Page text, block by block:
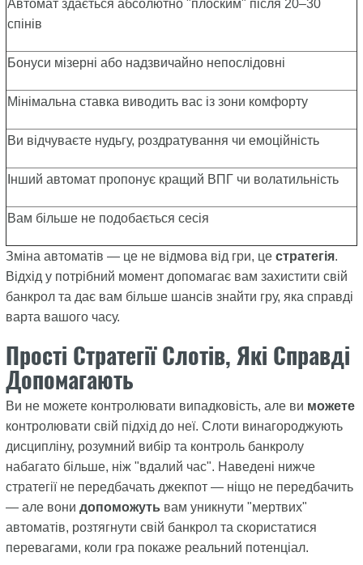
Автомат здається абсолютно "плоским" після 20–30
спінів
Бонуси мізерні або надзвичайно непослідовні
Мінімальна ставка виводить вас із зони комфорту
Ви відчуваєте нудьгу, роздратування чи емоційність
Інший автомат пропонує кращий ВПГ чи волатильність
Вам більше не подобається сесія
Зміна автоматів — це не відмова від гри, це стратегія.
Відхід у потрібний момент допомагає вам захистити свій
банкрол та дає вам більше шансів знайти гру, яка справді
варта вашого часу.
Прості Стратегії Слотів, Які Справді
Допомагають
Ви не можете контролювати випадковість, але ви можете
контролювати свій підхід до неї. Слоти винагороджують
дисципліну, розумний вибір та контроль банкролу
набагато більше, ніж "вдалий час". Наведені нижче
стратегії не передбачать джекпот — ніщо не передбачить
— але вони допоможуть вам уникнути "мертвих"
автоматів, розтягнути свій банкрол та скористатися
перевагами, коли гра покаже реальний потенціал.